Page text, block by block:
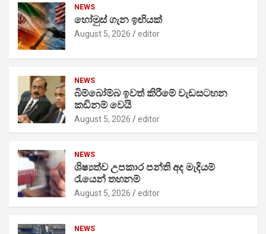
NEWS
හෝමුස් ගැන ඉඟියක්
August 5, 2026 editor
NEWS
බිම්බෝම්බ ඉවත් කිරීමේ වැඩසටහන
කඩිනම් වෙයි
August 5, 2026 editor
NEWS
ශිෂ්‍යත්ව උපකාර පන්ති අද මැදියම්
රැයෙන් තහනම්
August 5, 2026 editor
NEWS